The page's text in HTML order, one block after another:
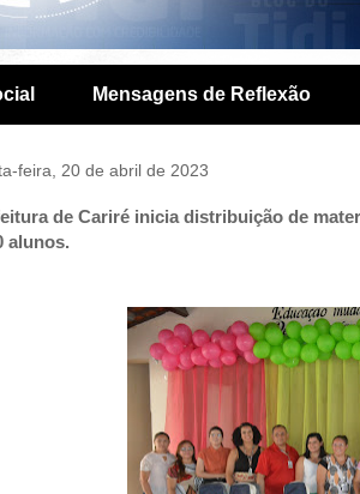
Mensagens de Reflexão
feira, 20 de abril de 2023
de Cariré inicia distribuição de
alunos.